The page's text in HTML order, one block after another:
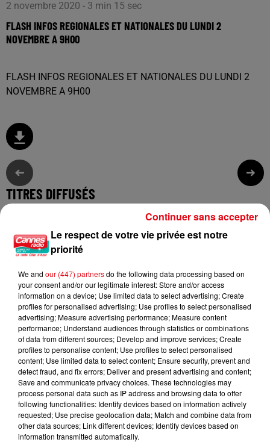
2 novembre 2020 - 3 min 15 sec
FLASH INFOS REGIONALES ET NATIONALES DU LUNDI 2
NOVEMBRE A 9H00
FLASH INFOS REGIONALES ET NATIONALES DU LUNDI 2
NOVEMBRE A 9H00
TITRES DIFFUSÉS
21h26
21h26
WEEZER, RAC
Africa (rac Remix)
21h23
21h23
SÖNNEFELT, NEASCAPE
Better Off Alone
21h21
21h21
BOOTY LEAK, LEXMORRIS,
MARGAD
Cold Heart
L'HOROSCOPE
Le respect de votre vie privée est notre
priorité
We and our (447) partnersdo the following data processing based on
your consent and/or our legitimate interest: Store and/or access
information on a device; Use limited data to select advertising; Create
profiles for personalised advertising; Use profiles to select personalised
advertising; Measure advertising performance; Measure content
performance; Understand audiences through statistics or combinations
of data from different sources; Develop and improve services; Create
profiles to personalise content; Use profiles to select personalised
content; Use limited data to select content; Ensure security, prevent and
detect fraud, and fix errors; Deliver and present advertising and content;
Save and communicate privacy choices. These technologies may
process personal data such as IP address and browsing data to offer
following functionalities: Identify devices based on information actively
requested; Use precise geolocation data; Match and combine data from
other data sources; Link different devices; Identify devices based on
information transmitted automatically.
Continuer sans accepter